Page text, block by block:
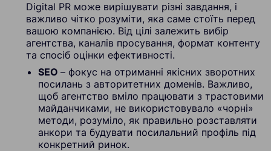
Digital PR може вирішувати різні завдання, і
важливо чітко розуміти, яка саме стоїть перед
вашою компанією. Від цілі залежить вибір
агентства, каналів просування, формат контенту
та спосіб оцінки ефективності.
SEO – фокус на отриманні якісних зворотних
посилань з авторитетних доменів. Важливо,
щоб агентство вміло працювати з трастовими
майданчиками, не використовувало «чорні»
методи, розуміло, як правильно розставляти
анкори та будувати посилальний профіль під
конкретний ринок.